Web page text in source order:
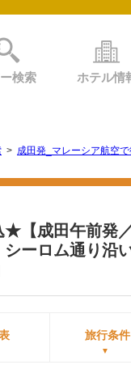
検索 ホテル情
> 成田発_マレーシア航空
【成田午前発
ーロム通り
旅行条件
▼